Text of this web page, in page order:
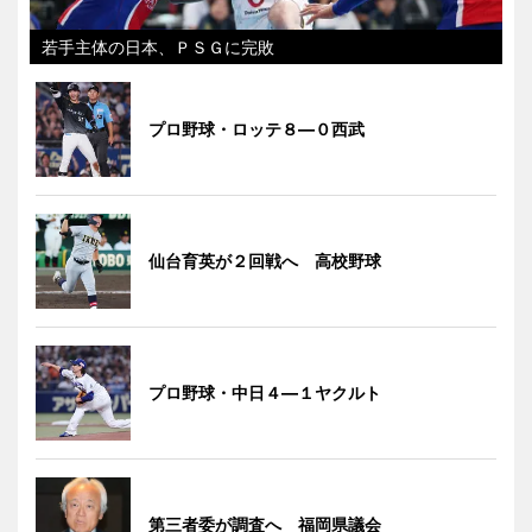
若手主体の日本、ＰＳＧに完敗
プロ野球・ロッテ８―０西武
仙台育英が２回戦へ 高校野球
プロ野球・中日４―１ヤクルト
第三者委が調査へ 福岡県議会